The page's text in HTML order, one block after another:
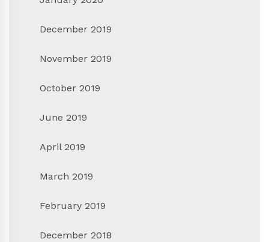
December 2019
November 2019
October 2019
June 2019
April 2019
March 2019
February 2019
December 2018